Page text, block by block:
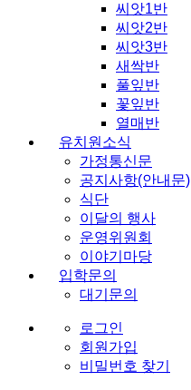
씨앗1반
씨앗2반
씨앗3반
새싹반
풀잎반
꽃잎반
열매반
유치원소식
가정통신문
공지사항(안내문)
식단
이달의 행사
운영위원회
이야기마당
입학문의
대기문의
로그인
회원가입
비밀번호 찾기